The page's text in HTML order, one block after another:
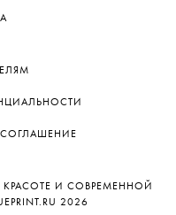
И СОВРЕМЕННОЙ
2026